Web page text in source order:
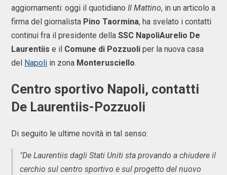
aggiornamenti: oggi il quotidiano Il Mattino, in un articolo a
firma del giornalista Pino Taormina, ha svelato i contatti
continui fra il presidente della SSC NapoliAurelio De
Laurentiis e il Comune di Pozzuoli per la nuova casa
del Napoli in zona Monterusciello.
Centro sportivo Napoli, contatti
De Laurentiis-Pozzuoli
Di seguito le ultime novità in tal senso:
"De Laurentiis dagli Stati Uniti sta provando a chiudere il
cerchio sul centro sportivo e sul progetto del nuovo